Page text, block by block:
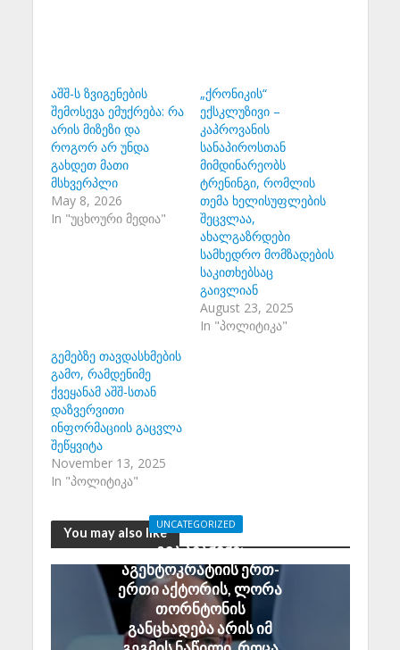
აშშ-ს ზვიგენების
შემოსევა ემუქრება: რა
არის მიზეზი და
როგორ არ უნდა
გახდეთ მათი
მსხვერპლი
May 8, 2026
In "უცხოური მედია"
„ქრონიკის“
ექსკლუზივი –
კაპროვანის
სანაპიროსთან
მიმდინარეობს
ტრენინგი, რომლის
თემა ხელისუფლების
შეცვლაა,
ახალგაზრდები
სამხედრო მომზადების
საკითხებსაც
გაივლიან
August 23, 2025
In "პოლიტიკა"
გემებზე თავდასხმების
გამო, რამდენიმე
ქვეყანამ აშშ-სთან
დაზვერვითი
ინფორმაციის გაცვლა
შეწყვიტა
November 13, 2025
In "პოლიტიკა"
You may also like
UNCATEGORIZED
გია აბაშიძე:
აგენტოკრატიის ერთ-
ერთი აქტორის, ლორა
თორნტონის
განცხადება არის იმ